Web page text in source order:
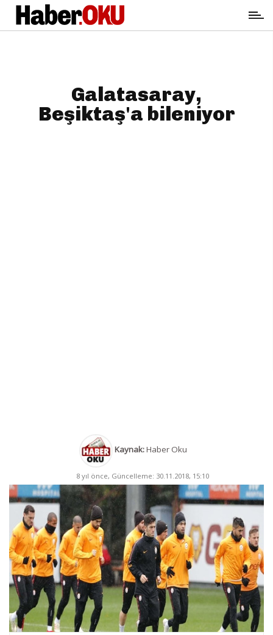
Galatasaray,
Beşiktaş'a bileniyor
Kaynak:Haber Oku
8 yıl önce, Güncelleme: 30.11.2018, 15:10